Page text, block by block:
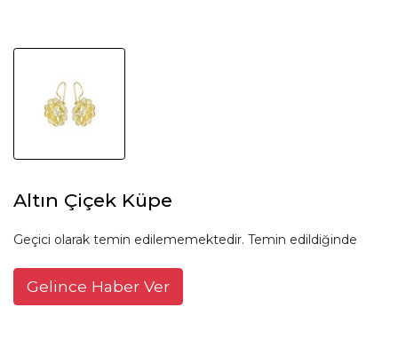
Altın Çiçek Küpe
Geçici olarak temin edilememektedir. Temin edildiğinde
Gelince Haber Ver